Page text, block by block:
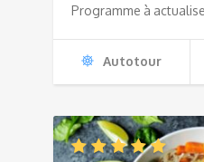
Programme à
Autotour